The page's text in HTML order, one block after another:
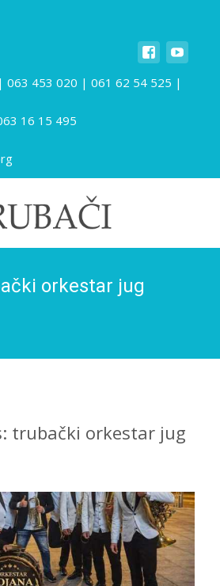
063 453 020 | 061 62 54 525 |
16 15 495
orkestar jug
trubački orkestar jug